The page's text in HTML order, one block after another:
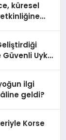
küresel
Güvenli Uyku
ilgi
geldi?
Korse